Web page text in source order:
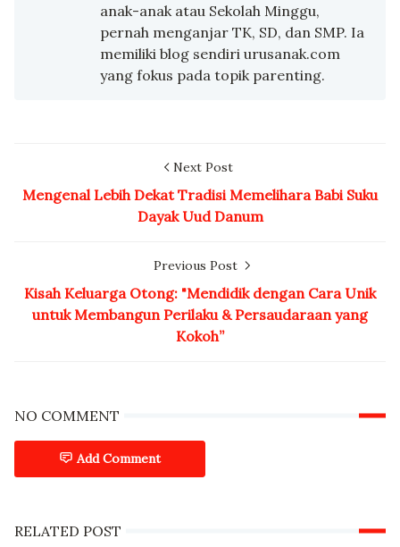
anak-anak atau Sekolah Minggu,
pernah menganjar TK, SD, dan SMP. Ia
memiliki blog sendiri urusanak.com
yang fokus pada topik parenting.
Next Post
Mengenal Lebih Dekat Tradisi Memelihara Babi Suku
Dayak Uud Danum
Previous Post
Kisah Keluarga Otong: "Mendidik dengan Cara Unik
untuk Membangun Perilaku & Persaudaraan yang
Kokoh”
NO COMMENT
Add Comment
RELATED POST